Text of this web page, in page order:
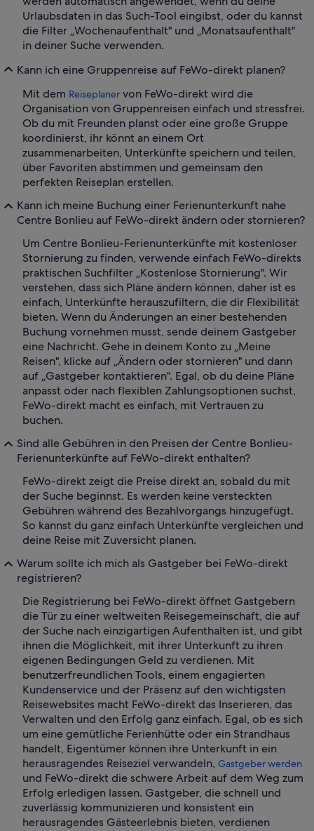
Urlaubsdaten in das Such-Tool eingibst, oder du kannst
die Filter „Wochenaufenthalt" und „Monatsaufenthalt"
in deiner Suche verwenden.
Kann ich eine Gruppenreise auf FeWo-direkt planen?
Mit dem Reiseplaner von FeWo-direkt wird die
Organisation von Gruppenreisen einfach und stressfrei.
Ob du mit Freunden planst oder eine große Gruppe
koordinierst, ihr könnt an einem Ort
zusammenarbeiten, Unterkünfte speichern und teilen,
über Favoriten abstimmen und gemeinsam den
perfekten Reiseplan erstellen.
Kann ich meine Buchung einer Ferienunterkunft nahe
Centre Bonlieu auf FeWo-direkt ändern oder stornieren?
Um Centre Bonlieu-Ferienunterkünfte mit kostenloser
Stornierung zu finden, verwende einfach FeWo-direkts
praktischen Suchfilter „Kostenlose Stornierung". Wir
verstehen, dass sich Pläne ändern können, daher ist es
einfach, Unterkünfte herauszufiltern, die dir Flexibilität
bieten. Wenn du Änderungen an einer bestehenden
Buchung vornehmen musst, sende deinem Gastgeber
eine Nachricht. Gehe in deinem Konto zu „Meine
Reisen", klicke auf „Ändern oder stornieren" und dann
auf „Gastgeber kontaktieren". Egal, ob du deine Pläne
anpasst oder nach flexiblen Zahlungsoptionen suchst,
FeWo-direkt macht es einfach, mit Vertrauen zu
buchen.
Sind alle Gebühren in den Preisen der Centre Bonlieu-
Ferienunterkünfte auf FeWo-direkt enthalten?
FeWo-direkt zeigt die Preise direkt an, sobald du mit
der Suche beginnst. Es werden keine versteckten
Gebühren während des Bezahlvorgangs hinzugefügt.
So kannst du ganz einfach Unterkünfte vergleichen und
deine Reise mit Zuversicht planen.
Warum sollte ich mich als Gastgeber bei FeWo-direkt
registrieren?
Die Registrierung bei FeWo-direkt öffnet Gastgebern
die Tür zu einer weltweiten Reisegemeinschaft, die auf
der Suche nach einzigartigen Aufenthalten ist, und gibt
ihnen die Möglichkeit, mit ihrer Unterkunft zu ihren
eigenen Bedingungen Geld zu verdienen. Mit
benutzerfreundlichen Tools, einem engagierten
Kundenservice und der Präsenz auf den wichtigsten
Reisewebsites macht FeWo-direkt das Inserieren, das
Verwalten und den Erfolg ganz einfach. Egal, ob es sich
um eine gemütliche Ferienhütte oder ein Strandhaus
handelt, Eigentümer können ihre Unterkunft in ein
herausragendes Reiseziel verwandeln, Gastgeber werden
und FeWo-direkt die schwere Arbeit auf dem Weg zum
Erfolg erledigen lassen. Gastgeber, die schnell und
zuverlässig kommunizieren und konsistent ein
herausragendes Gästeerlebnis bieten, verdienen